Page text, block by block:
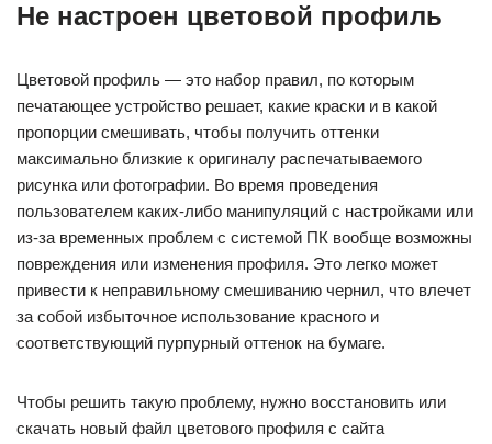
Не настроен цветовой профиль
Цветовой профиль — это набор правил, по которым
печатающее устройство решает, какие краски и в какой
пропорции смешивать, чтобы получить оттенки
максимально близкие к оригиналу распечатываемого
рисунка или фотографии. Во время проведения
пользователем каких-либо манипуляций с настройками или
из-за временных проблем с системой ПК вообще возможны
повреждения или изменения профиля. Это легко может
привести к неправильному смешиванию чернил, что влечет
за собой избыточное использование красного и
соответствующий пурпурный оттенок на бумаге.
Чтобы решить такую проблему, нужно восстановить или
скачать новый файл цветового профиля с сайта